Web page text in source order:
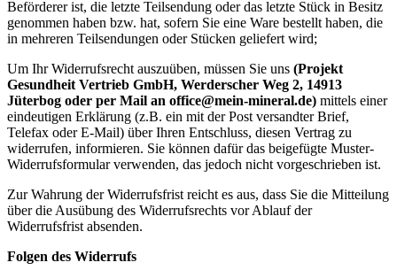
Beförderer ist, die letzte Teilsendung oder das letzte Stück in Besitz
genommen haben bzw. hat, sofern Sie eine Ware bestellt haben, die
in mehreren Teilsendungen oder Stücken geliefert wird;
Um Ihr Widerrufsrecht auszuüben, müssen Sie uns (Projekt
Gesundheit Vertrieb GmbH, Werderscher Weg 2, 14913
Jüterbog oder per Mail an office@mein-mineral.de) mittels einer
eindeutigen Erklärung (z.B. ein mit der Post versandter Brief,
Telefax oder E-Mail) über Ihren Entschluss, diesen Vertrag zu
widerrufen, informieren. Sie können dafür das beigefügte Muster-
Widerrufsformular verwenden, das jedoch nicht vorgeschrieben ist.
Zur Wahrung der Widerrufsfrist reicht es aus, dass Sie die Mitteilung
über die Ausübung des Widerrufsrechts vor Ablauf der
Widerrufsfrist absenden.
Folgen des Widerrufs